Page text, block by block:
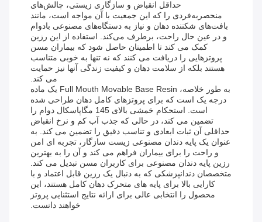
حداقل انقباض و سازگاری زیستی، چالش‌های
منحصربه‌فردی را که این جمعیت با آن مواجه است، مانند
بافت‌های شکننده دهان و نیاز به دستگاه‌های مصنوعی بادوام
و در عین حال راحت، برطرف می‌کند. استفاده از این رزین
کمک می کند تا اطمینان حاصل شود که بیماران مسن
پروتزهایی را دریافت می کنند که نه تنها به خوبی متناسب
هستند بلکه از سلامت دهان و کیفیت زندگی آنها نیز حمایت
می کند.
به طور خلاصه، Full Mouth Movable Base Resin یک ماده
درجه یک است که برای پروتزهای کامل دهان طراحی شده
است. استحکام خمشی بالای 145 مگاپاسکال دوام را
تضمین می کند، در حالی که جذب آب کم و نرخ انقباض
حداقلی آن ثبات ابعادی و تناسب دقیق را تضمین می کند. به
عنوان یک پایه دندان مصنوعی زیست سازگار، تجربه ای امن
و راحت را برای بیماران فراهم می کند و آن را به بهترین
رزین پایه دندان مصنوعی برای کاربران مسن تبدیل می کند.
متخصصان دندانپزشکی که به دنبال یک رزین قابل اعتماد و با
کارایی بالا برای پایه های متحرک دهان کامل هستند، این
محصول را انتخابی عالی برای ارائه نتایج استثنایی پروتز
خواهند دانست.